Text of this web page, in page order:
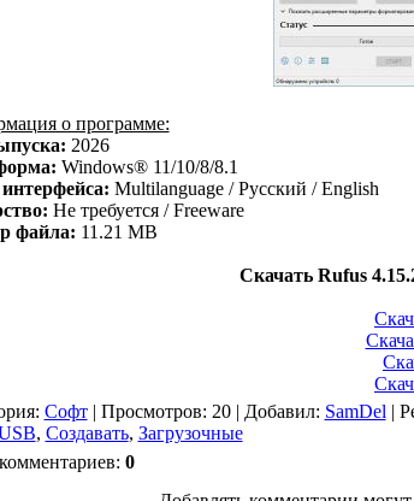
о программе:
2026
Windows® 11/10/8/8.1
Multilanguage / Русский / English
Не требуется / Freeware
файла: 11.21 MB
Скачать Rufus
: Софт| Просмотров: 20 | Добавил: SamDel|
, Создавать, Загрузочные
: 0